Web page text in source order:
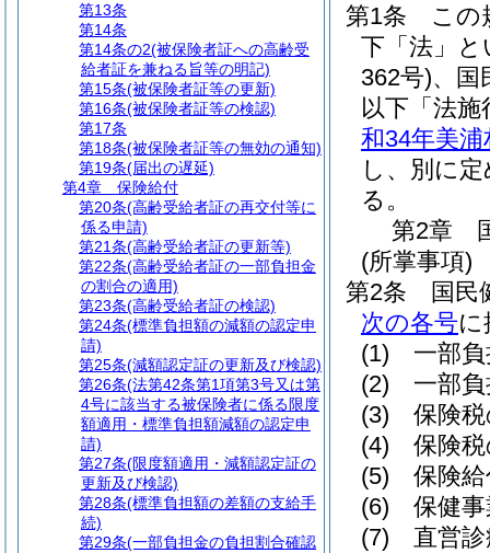
第1条
この
下「法」と
362号)、国
以下「法
和34年美
し、別に
る。
第2章
(所掌事項)
第2条
国民
次の各号
(1)
一部
(2)
一部
(3)
保険
(4)
保険
(5)
保険
(6)
保健
(7)
直営
第13条
第14条
第14条の2(被保険者証への高齢受
給者証を兼ねる旨等の明記)
第15条(被保険者証等の更新)
第16条(被保険者証等の検認)
第17条
第18条(被保険者証等の無効の通知)
第19条(届出の遅延)
第4章
保険給付
第20条(高齢受給者証の再交付等に
係る申請)
第21条(高齢受給者証の更新等)
第22条(高齢受給者証の一部負担金
の割合の適用)
第23条(高齢受給者証の検認)
第24条(標準負担額の減額の認定申
請)
第25条(減額認定証の更新及び検認)
第26条(法第42条第1項第3号又は第
4号に該当する被保険者に係る限度
額適用・標準負担額減額の認定申
請)
第27条(限度額適用・減額認定証の
更新及び検認)
第28条(標準負担額の差額の支給手
続)
第29条(一部負担金の負担割合確認